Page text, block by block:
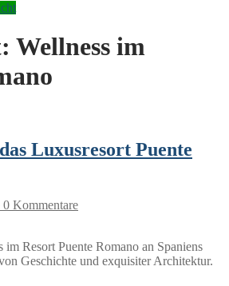
Wellness im
Luxusresort Puente
0 Kommentare
Resort Puente Romano an Spaniens
Geschichte und exquisiter Architektur.